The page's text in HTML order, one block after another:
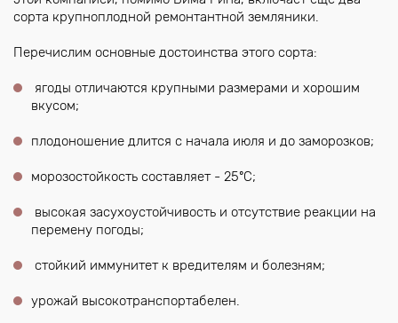
сорта крупноплодной ремонтантной земляники.
Перечислим основные достоинства этого сорта:
ягоды отличаются крупными размерами и хорошим
вкусом;
плодоношение длится с начала июля и до заморозков;
морозостойкость составляет - 25ºC;
высокая засухоустойчивость и отсутствие реакции на
перемену погоды;
стойкий иммунитет к вредителям и болезням;
урожай высокотранспортабелен.